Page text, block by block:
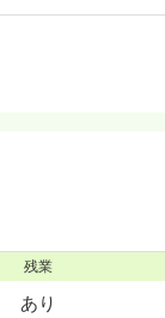
残業
あり